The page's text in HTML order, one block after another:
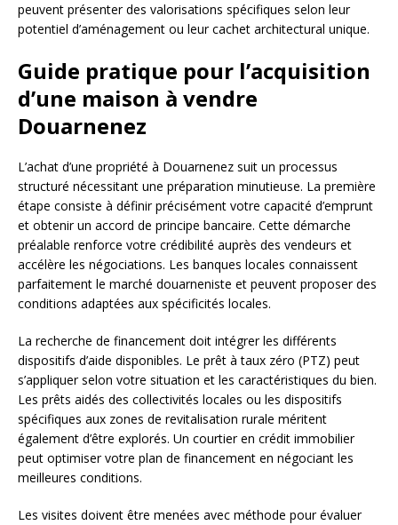
peuvent présenter des valorisations spécifiques selon leur
potentiel d’aménagement ou leur cachet architectural unique.
Guide pratique pour l’acquisition
d’une maison à vendre
Douarnenez
L’achat d’une propriété à Douarnenez suit un processus
structuré nécessitant une préparation minutieuse. La première
étape consiste à définir précisément votre capacité d’emprunt
et obtenir un accord de principe bancaire. Cette démarche
préalable renforce votre crédibilité auprès des vendeurs et
accélère les négociations. Les banques locales connaissent
parfaitement le marché douarneniste et peuvent proposer des
conditions adaptées aux spécificités locales.
La recherche de financement doit intégrer les différents
dispositifs d’aide disponibles. Le prêt à taux zéro (PTZ) peut
s’appliquer selon votre situation et les caractéristiques du bien.
Les prêts aidés des collectivités locales ou les dispositifs
spécifiques aux zones de revitalisation rurale méritent
également d’être explorés. Un courtier en crédit immobilier
peut optimiser votre plan de financement en négociant les
meilleures conditions.
Les visites doivent être menées avec méthode pour évaluer